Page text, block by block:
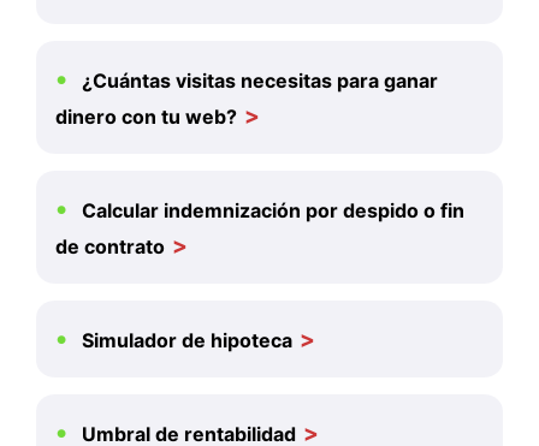
¿Cuántas visitas necesitas para ganar
dinero con tu web?
Calcular indemnización por despido o fin
de contrato
Simulador de hipoteca
Umbral de rentabilidad